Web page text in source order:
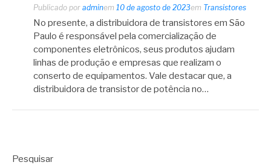
Publicado por adminem 10 de agosto de 2023em Transistores
No presente, a distribuidora de transistores em São
Paulo é responsável pela comercialização de
componentes eletrônicos, seus produtos ajudam
linhas de produção e empresas que realizam o
conserto de equipamentos. Vale destacar que, a
distribuidora de transistor de potência no…
Pesquisar